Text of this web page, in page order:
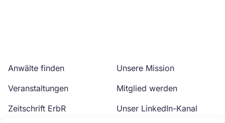
Anwälte finden
Veranstaltungen
Zeitschrift ErbR
Unsere Mission
Mitglied werden
Unser LinkedIn-Kanal